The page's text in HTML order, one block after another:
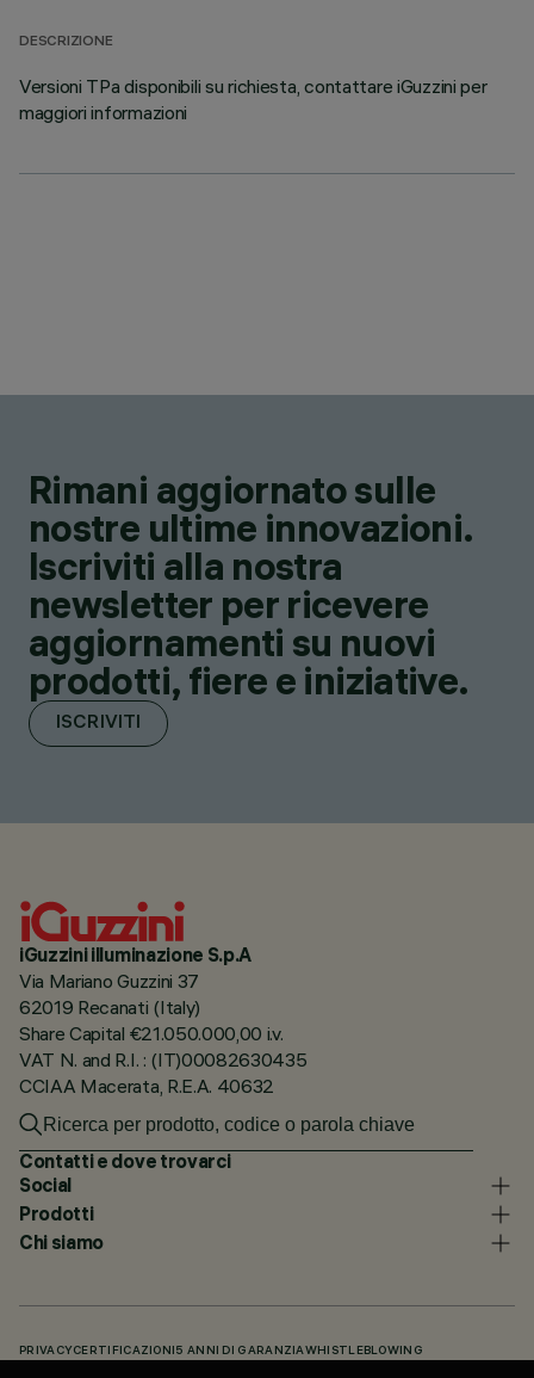
DESCRIZIONE
Versioni TPa disponibili su richiesta, contattare iGuzzini per
maggiori informazioni
Rimani aggiornato sulle
nostre ultime innovazioni.
Iscriviti alla nostra
newsletter per ricevere
aggiornamenti su nuovi
prodotti, fiere e iniziative.
ISCRIVITI
iGuzzini illuminazione S.p.A
Via Mariano Guzzini 37
62019 Recanati (Italy)
Share Capital €21.050.000,00 i.v.
VAT N. and R.I. : (IT)00082630435
CCIAA Macerata, R.E.A. 40632
Contatti e dove trovarci
Social
Prodotti
Chi siamo
PRIVACY CERTIFICAZIONI 5 ANNI DI GARANZIAWHISTLEBLOWING